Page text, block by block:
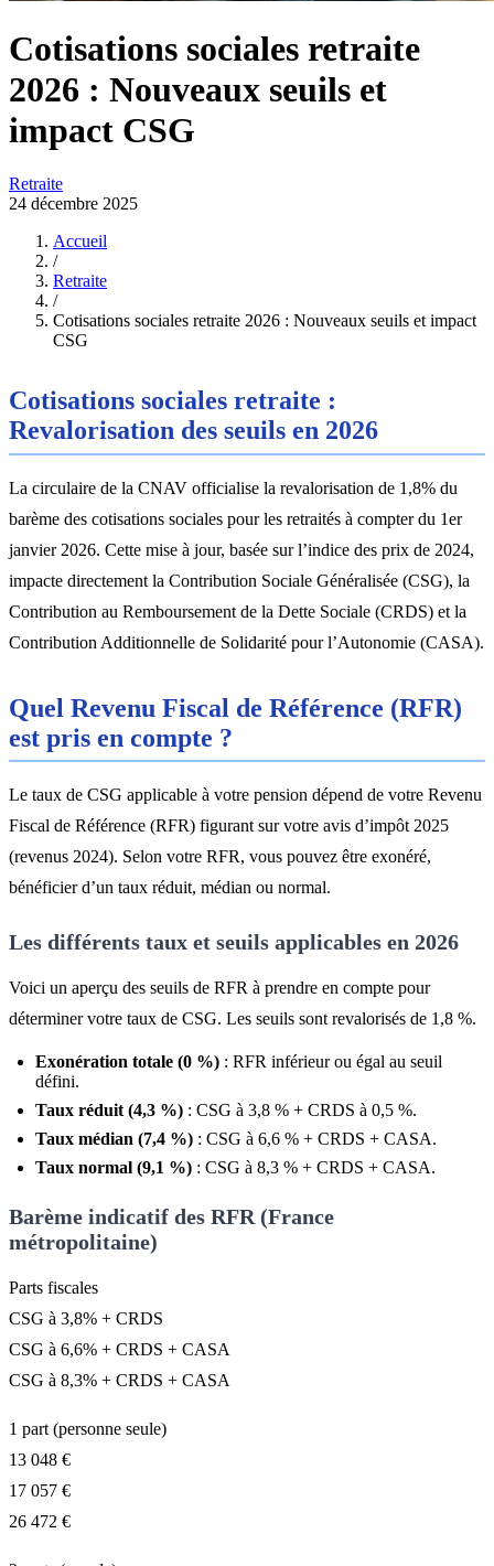
Cotisations sociales retraite
2026 : Nouveaux seuils et
impact CSG
Retraite
24 décembre 2025
Accueil
/
Retraite
/
Cotisations sociales retraite 2026 : Nouveaux seuils et impact
CSG
Cotisations sociales retraite :
Revalorisation des seuils en 2026
La circulaire de la CNAV officialise la revalorisation de 1,8% du
barème des cotisations sociales pour les retraités à compter du 1er
janvier 2026. Cette mise à jour, basée sur l’indice des prix de 2024,
impacte directement la Contribution Sociale Généralisée (CSG), la
Contribution au Remboursement de la Dette Sociale (CRDS) et la
Contribution Additionnelle de Solidarité pour l’Autonomie (CASA).
Quel Revenu Fiscal de Référence (RFR)
est pris en compte ?
Le taux de CSG applicable à votre pension dépend de votre Revenu
Fiscal de Référence (RFR) figurant sur votre avis d’impôt 2025
(revenus 2024). Selon votre RFR, vous pouvez être exonéré,
bénéficier d’un taux réduit, médian ou normal.
Les différents taux et seuils applicables en 2026
Voici un aperçu des seuils de RFR à prendre en compte pour
déterminer votre taux de CSG. Les seuils sont revalorisés de 1,8 %.
Exonération totale (0 %) : RFR inférieur ou égal au seuil
défini.
Taux réduit (4,3 %) : CSG à 3,8 % + CRDS à 0,5 %.
Taux médian (7,4 %) : CSG à 6,6 % + CRDS + CASA.
Taux normal (9,1 %) : CSG à 8,3 % + CRDS + CASA.
Barème indicatif des RFR (France
métropolitaine)
Parts fiscales
CSG à 3,8% + CRDS
CSG à 6,6% + CRDS + CASA
CSG à 8,3% + CRDS + CASA
1 part (personne seule)
13 048 €
17 057 €
26 472 €